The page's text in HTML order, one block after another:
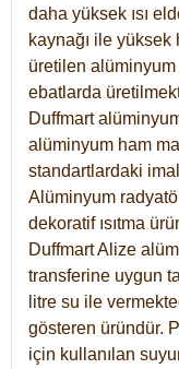
daha yüksek ısı
kaynağı ile yüksek
üretilen
ebatlarda
Duffmart
alüminyum ham
standartlardaki
Alüminyum
dekoratif ısıtma
Duffmart Alize
transferine uygun
litre su ile
gösteren üründür.
için kullanılan